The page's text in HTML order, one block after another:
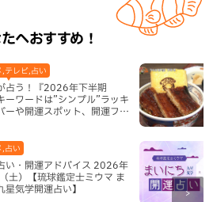
へおすすめ！
占う！『2026年下半期
ーワードは”シンプル”ラッキ
ーや開運スポット、開運フー
,テレビ,占い
い・開運アドバイス 2026年
土）【琉球鑑定士ミウマ ま
星気学開運占い】
,占い